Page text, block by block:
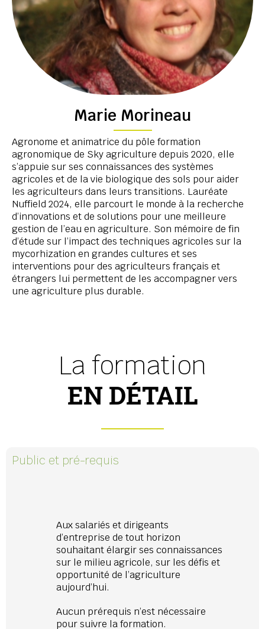
Marie Morineau
Agronome et animatrice du pôle formation
agronomique de Sky agriculture depuis 2020, elle
s’appuie sur ses connaissances des systèmes
agricoles et de la vie biologique des sols pour aider
les agriculteurs dans leurs transitions. Lauréate
Nuffield 2024, elle parcourt le monde à la recherche
d’innovations et de solutions pour une meilleure
gestion de l’eau en agriculture. Son mémoire de fin
d’étude sur l’impact des techniques agricoles sur la
mycorhization en grandes cultures et ses
interventions pour des agriculteurs français et
étrangers lui permettent de les accompagner vers
une agriculture plus durable.
La formation
EN DÉTAIL
Public et pré-requis
Aux salariés et dirigeants
d’entreprise de tout horizon
souhaitant élargir ses connaissances
sur le milieu agricole, sur les défis et
opportunité de l’agriculture
aujourd’hui.
Aucun prérequis n’est nécessaire
pour suivre la formation.